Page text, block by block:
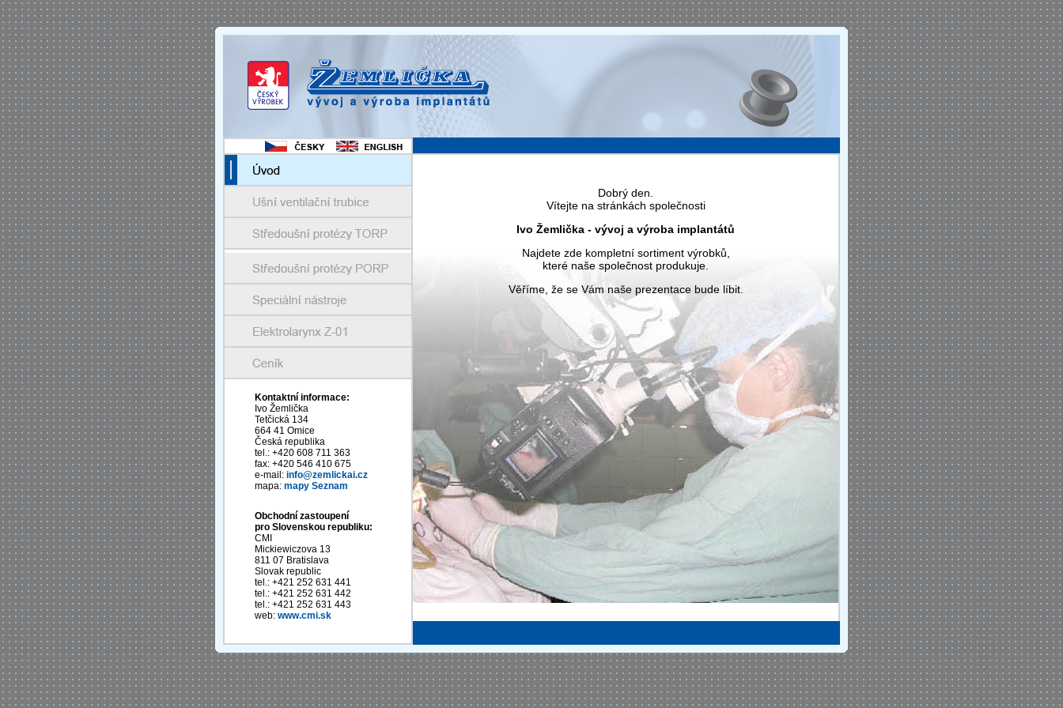
Kontaktní informace:
Ivo Žemlička
Tetčická 134
664 41 Omice
Česká republika
tel.: +420 608 711 363
fax: +420 546 410 675
e-mail: info@zemlickai.cz
mapa: mapy Seznam
Obchodní zastoupení
pro Slovenskou republiku:
CMI
Mickiewiczova 13
811 07 Bratislava
Slovak republic
tel.: +421 252 631 441
tel.: +421 252 631 442
tel.: +421 252 631 443
web: www.cmi.sk
Dobrý den.
Vítejte na stránkách společnosti
Ivo Žemlička - vývoj a výroba implantátů
Najdete zde kompletní sortiment výrobků,
které naše společnost produkuje.
Věříme, že se Vám naše prezentace bude líbit.